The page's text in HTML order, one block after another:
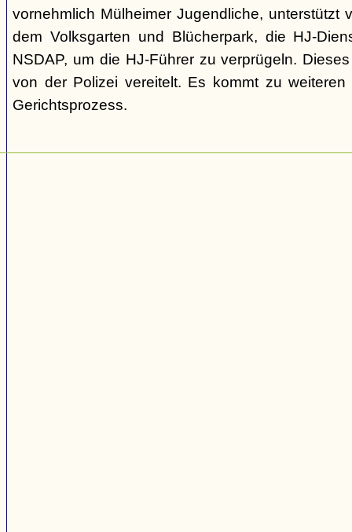
vornehmlich Mülheimer Jugendliche, unterstützt
dem Volksgarten und Blücherpark, die HJ-
NSDAP, um die HJ-Führer zu verprügeln.
von der Polizei vereitelt. Es kommt zu weiteren
Gerichtsprozess.